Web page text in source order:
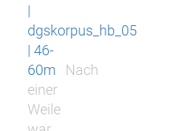
|
dgskorpus_hb_05
| 46-
60m
Nach
einer
Weile